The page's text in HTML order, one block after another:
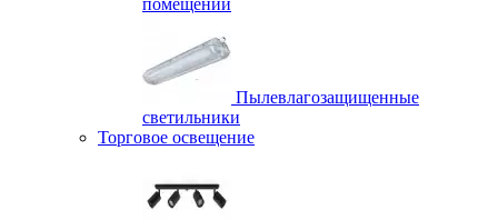
помещений
Пылевлагозащищенные
светильники
Торговое освещение